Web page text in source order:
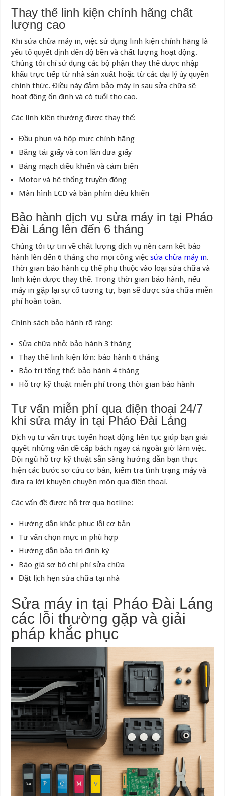
Thay thế linh kiện chính hãng chất
lượng cao
Khi sửa chữa máy in, việc sử dụng linh kiện chính hãng là
yếu tố quyết định đến độ bền và chất lượng hoạt động.
Chúng tôi chỉ sử dụng các bộ phận thay thế được nhập
khẩu trực tiếp từ nhà sản xuất hoặc từ các đại lý ủy quyền
chính thức. Điều này đảm bảo máy in sau sửa chữa sẽ
hoạt động ổn định và có tuổi thọ cao.
Các linh kiện thường được thay thế:
Đầu phun và hộp mực chính hãng
Băng tải giấy và con lăn đưa giấy
Bảng mạch điều khiển và cảm biến
Motor và hệ thống truyền động
Màn hình LCD và bàn phím điều khiển
Bảo hành dịch vụ sửa máy in tại Pháo
Đài Láng lên đến 6 tháng
Chúng tôi tự tin về chất lượng dịch vụ nên cam kết bảo
hành lên đến 6 tháng cho mọi công việcsửa chữa máy in.
Thời gian bảo hành cụ thể phụ thuộc vào loại sửa chữa và
linh kiện được thay thế. Trong thời gian bảo hành, nếu
máy in gặp lại sự cố tương tự, bạn sẽ được sửa chữa miễn
phí hoàn toàn.
Chính sách bảo hành rõ ràng:
Sửa chữa nhỏ: bảo hành 3 tháng
Thay thế linh kiện lớn: bảo hành 6 tháng
Bảo trì tổng thể: bảo hành 4 tháng
Hỗ trợ kỹ thuật miễn phí trong thời gian bảo hành
Tư vấn miễn phí qua điện thoại 24/7
khi sửa máy in tại Pháo Đài Láng
Dịch vụ tư vấn trực tuyến hoạt động liên tục giúp bạn giải
quyết những vấn đề cấp bách ngay cả ngoài giờ làm việc.
Đội ngũ hỗ trợ kỹ thuật sẵn sàng hướng dẫn bạn thực
hiện các bước sơ cứu cơ bản, kiểm tra tình trạng máy và
đưa ra lời khuyên chuyên môn qua điện thoại.
Các vấn đề được hỗ trợ qua hotline:
Hướng dẫn khắc phục lỗi cơ bản
Tư vấn chọn mực in phù hợp
Hướng dẫn bảo trì định kỳ
Báo giá sơ bộ chi phí sửa chữa
Đặt lịch hẹn sửa chữa tại nhà
Sửa máy in tại Pháo Đài Láng
các lỗi thường gặp và giải
pháp khắc phục